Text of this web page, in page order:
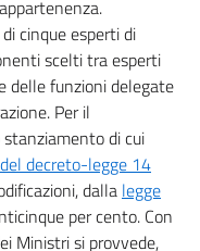
cinque esperti di
scelti tra esperti
delle funzioni delegate
Per il
di cui
decreto-legge 14
dalla legge
per cento. Con
Ministri si provvede,